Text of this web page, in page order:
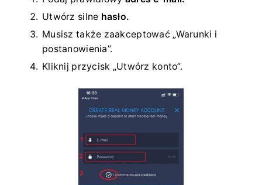
Utwórz silne hasło.
Musisz także zaakceptować „Warunki i
postanowienia”.
Kliknij przycisk „Utwórz konto”.